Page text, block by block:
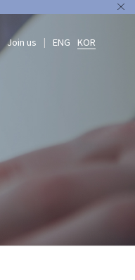
Join us ENG KOR